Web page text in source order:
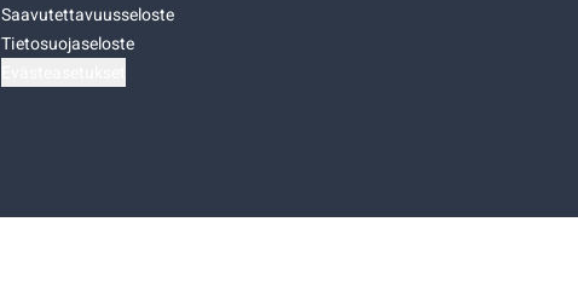
Saavutettavuusseloste
Tietosuojaseloste